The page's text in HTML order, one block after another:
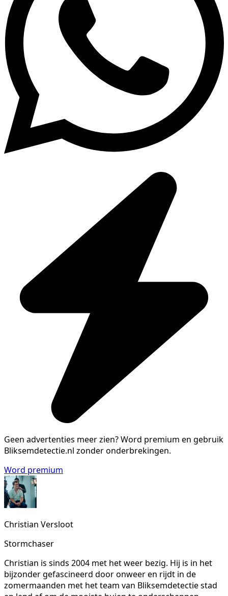
Geen advertenties meer zien?Word premium en gebruik
Bliksemdetectie.nl zonder onderbrekingen.
Word premium
Christian Versloot
Stormchaser
Christian is sinds 2004 met het weer bezig. Hij is in het
bijzonder gefascineerd door onweer en rijdt in de
zomermaanden met het team van Bliksemdetectie stad